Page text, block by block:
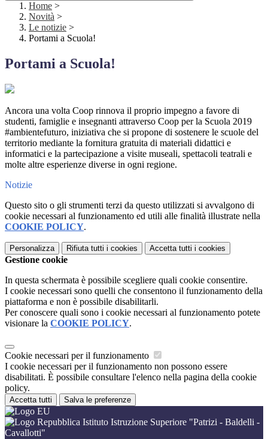
Home >
Novità >
Le notizie >
Portami a Scuola!
Portami a Scuola!
Ancora una volta Coop rinnova il proprio impegno a favore di
studenti, famiglie e insegnanti attraverso Coop per la Scuola 2019
#ambientefuturo, iniziativa che si propone di sostenere le scuole del
territorio mediante la fornitura gratuita di materiali didattici e
informatici e la partecipazione a visite museali, spettacoli teatrali e
molte altre esperienze diverse in ogni regione.
Notizie
Questo sito o gli strumenti terzi da questo utilizzati si avvalgono di
cookie necessari al funzionamento ed utili alle finalità illustrate nella
COOKIE POLICY.
Personalizza Rifiuta tutti i cookies Accetta tutti i cookies
Gestione cookie
In questa schermata è possibile scegliere quali cookie consentire.
I cookie necessari sono quelli che consentono il funzionamento della
piattaforma e non è possibile disabilitarli.
Per conoscere quali sono i cookie necessari al funzionamento potete
visionare la COOKIE POLICY.
Cookie necessari per il funzionamento
I cookie necessari per il funzionamento non possono essere
disabilitati. È possibile consultare l'elenco nella pagina della cookie
policy.
Accetta tutti Salva le preferenze
Istituto Istruzione Superiore "Patrizi - Baldelli -
Cavallotti"